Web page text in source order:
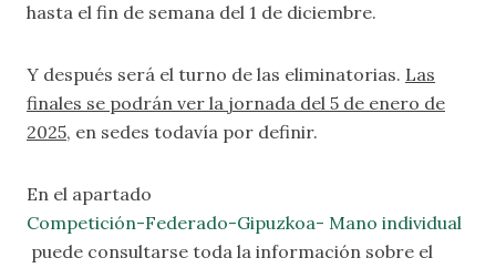
hasta el fin de semana del 1 de diciembre.
Y después será el turno de las eliminatorias. Las
finales se podrán ver la jornada del 5 de enero de
2025, en sedes todavía por definir.
En el apartado
Competición-Federado-Gipuzkoa- Mano individual
puede consultarse toda la información sobre el